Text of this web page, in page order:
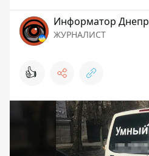
Информатор Днепр
ЖУРНАЛИСТ
👍